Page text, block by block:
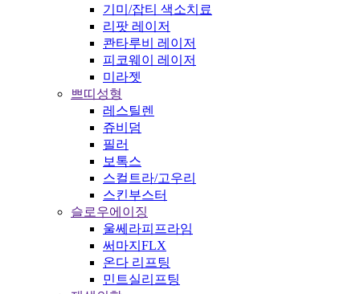
기미/잡티 색소치료
리팟 레이저
콴타루비 레이저
피코웨이 레이저
미라젯
쁘띠성형
레스틸렌
쥬비덤
필러
보톡스
스컬트라/고우리
스킨부스터
슬로우에이징
울쎄라피프라임
써마지FLX
온다 리프팅
민트실리프팅